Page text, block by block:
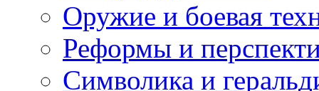
Оружие и боевая
Реформы и
Символика и